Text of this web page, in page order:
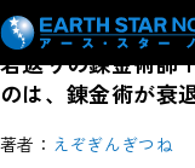
若返りの錬金術師
のは、錬金術が衰
著者： えぞぎんぎつね